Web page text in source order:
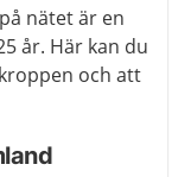
nätet är en
år. Här kan du
och att